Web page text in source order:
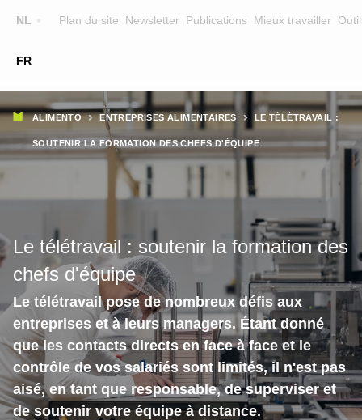
NL
FR
Plan du site Newsletter Publications Mieux travailler
Main
navigation
FORMATION
EQUIPE
CONTACT
CHERCHER UNE FORMATION
Fil
d'Ariane
ALIMENTO ENTREPRISES ALIMENTAIRES LE TÉLÉTRAVAIL :
SOUTENIR LA FORMATION DES CHEFS D'ÉQUIPE
Le télétravail : soutenir la formation des
chefs d'équipe
Le télétravail pose de nombreux défis aux
entreprises et à leurs managers. Étant donné
que les contacts directs en face à face et le
contrôle de vos salariés sont limités, il n'est pas
aisé, en tant que responsable, de superviser et
de soutenir votre équipe à distance.